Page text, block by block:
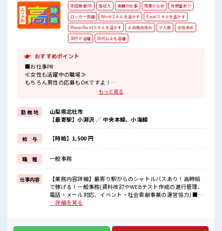
未経験者OK 高収入 長期の仕事 残業少なめ
休憩室あり
ロッカー完備
Wordスキルを活かす
Excelスキルを活かす
PowerPointスキルを活かす
土日祝日休み 少人数
女性多め
30代が活躍
50代以上も活躍
おすすめポイント
■お仕事PR
≪女性も活躍中の職場≫
もちろん男性の応募もOKですよ！
場合によってはお願いすることもあります♪
≪週休2日制≫
週末は家族や友人と一緒にプライベート満喫！
≪未経験の方も大カンゲイ≫
新しいことにチャレンジするのは不安だけど、
しっかり働く環境が整っています！
イチからスキルUP・ステップUP目指していきましょう！
≪自分に合った期間で働ける≫
福利厚生が整った派遣のお仕事です！
■職場の雰囲気
女性が多めの職場です♪
少人数ですぐに馴染むことができそう♪
ロッカーあり！
もっと見る
勤 務 地
山梨県北杜市
【最寄駅】小淵沢 ／ 中央本線、小海線
給 与 【時給】1,500 円
職 種 一般事務
仕事内容
【業務内容詳細】最寄り駅からのシャトルバスあり！高時給
で稼げる！一般事務(資料改訂やWEBテスト作成の進行管理、
電話・メール対応、イベント・社会貢献事業の運営協力) ■お
仕事PR ≪女性も活躍中の職場≫ もちろん男性の応募もOKで
族や友人と一緒にプライベート満喫！ ≪未経験の方も大カン
…詳細を見る